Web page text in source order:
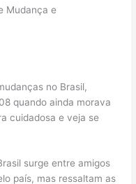
Mudança e
no Brasil,
quando ainda morava
cuidadosa e veja se
surge entre amigos
país, mas ressaltam as